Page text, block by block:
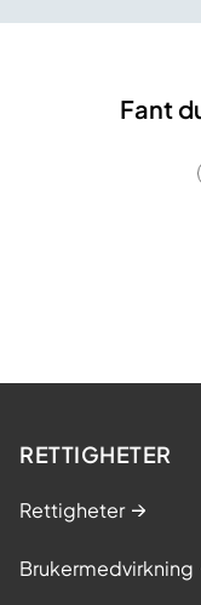
Fant
RETTIGHETER
Rettigheter
Brukermedvirkning